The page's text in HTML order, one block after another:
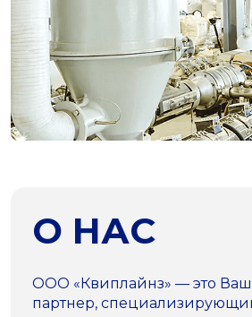
О НАС
ООО «Квиплайнз» — это
партнер,